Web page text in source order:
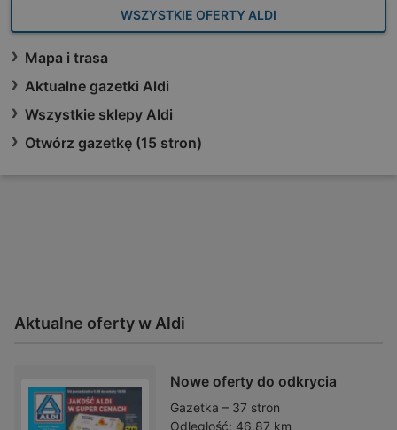
WSZYSTKIE OFERTY ALDI
Mapa i trasa
Aktualne gazetki Aldi
Wszystkie sklepy Aldi
Otwórz gazetkę (15 stron)
Aktualne oferty w Aldi
Nowe oferty do odkrycia
Gazetka – 37 stron
Odległość: 46,87 km